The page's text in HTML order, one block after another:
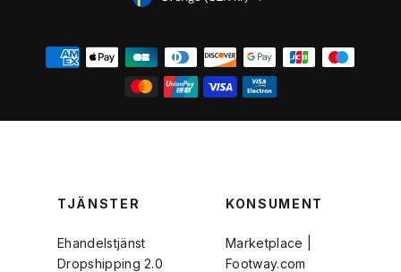
TJÄNSTER
Ehandelstjänst
Dropshipping 2.0
KONSUMENT
Marketplace |
Footway.com